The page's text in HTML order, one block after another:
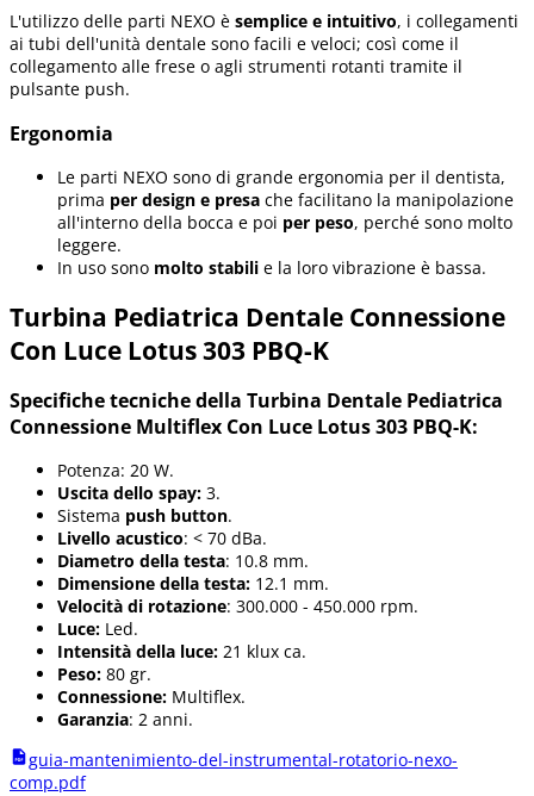
L'utilizzo delle parti NEXO è semplice e intuitivo, i collegamenti
ai tubi dell'unità dentale sono facili e veloci; così come il
collegamento alle frese o agli strumenti rotanti tramite il
pulsante push.
Ergonomia
Le parti NEXO sono di grande ergonomia per il dentista,
prima per design e presa che facilitano la manipolazione
all'interno della bocca e poi per peso, perché sono molto
leggere.
In uso sono molto stabili e la loro vibrazione è bassa.
Turbina Pediatrica Dentale Connessione
Con Luce Lotus 303 PBQ-K
Specifiche tecniche della Turbina Dentale Pediatrica
Connessione Multiflex Con Luce Lotus 303 PBQ-K:
Potenza: 20 W.
Uscita dello spay: 3.
Sistema push button.
Livello acustico: < 70 dBa.
Diametro della testa: 10.8 mm.
Dimensione della testa: 12.1 mm.
Velocità di rotazione: 300.000 - 450.000 rpm.
Luce: Led.
Intensità della luce: 21 klux ca.
Peso: 80 gr.
Connessione: Multiflex.
Garanzia: 2 anni.
guia-mantenimiento-del-instrumental-rotatorio-nexo-
comp.pdf